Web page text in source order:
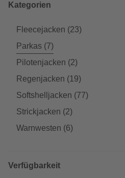
Kategorien
Fleecejacken (23)
Parkas (7)
Pilotenjacken (2)
Regenjacken (19)
Softshelljacken (77)
Strickjacken (2)
Warnwesten (6)
Verfügbarkeit